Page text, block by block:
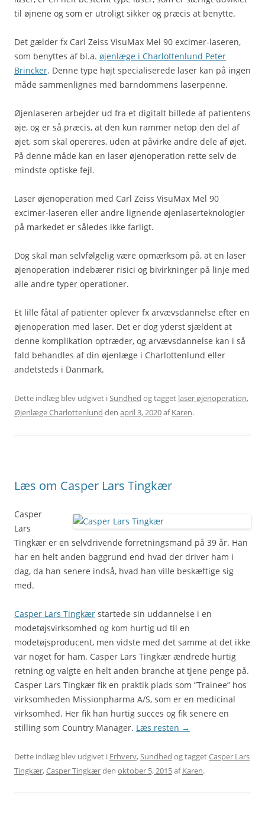
til øjnene og som er utroligt sikker og præcis at benytte.
Det gælder fx Carl Zeiss VisuMax Mel 90 excimer-laseren,
som benyttes af bl.a. øjenlæge i Charlottenlund Peter
Brincker. Denne type højt specialiserede laser kan på ingen
måde sammenlignes med barndommens laserpenne.
Øjenlaseren arbejder ud fra et digitalt billede af patientens
øje, og er så præcis, at den kun rammer netop den del af
øjet, som skal opereres, uden at påvirke andre dele af øjet.
På denne måde kan en laser øjenoperation rette selv de
mindste optiske fejl.
Laser øjenoperation med Carl Zeiss VisuMax Mel 90
excimer-laseren eller andre lignende øjenlaserteknologier
på markedet er således ikke farligt.
Dog skal man selvfølgelig være opmærksom på, at en laser
øjenoperation indebærer risici og bivirkninger på linje med
alle andre typer operationer.
Et lille fåtal af patienter oplever fx arvævsdannelse efter en
øjenoperation med laser. Det er dog yderst sjældent at
denne komplikation optræder, og arvævsdannelse kan i så
fald behandles af din øjenlæge i Charlottenlund eller
andetsteds i Danmark.
Dette indlæg blev udgivet iSundhed og tagget laser øjenoperation,
Øjenlæge Charlottenlund den april 3, 2020afKaren.
Læs om Casper Lars Tingkær
Casper
Lars
Tingkær er en selvdrivende forretningsmand på 39 år. Han
har en helt anden baggrund end hvad der driver ham i
dag, da han senere indså, hvad han ville beskæftige sig
med.
Casper Lars Tingkær startede sin uddannelse i en
modetøjsvirksomhed og kom hurtig ud til en
modetøjsproducent, men vidste med det samme at det ikke
var noget for ham. Casper Lars Tingkær ændrede hurtig
retning og valgte en helt anden branche at tjene penge på.
Casper Lars Tingkær fik en praktik plads som ”Trainee” hos
virksomheden Missionpharma A/S, som er en medicinal
virksomhed. Her fik han hurtig succes og fik senere en
stilling som Country Manager. Læs resten →
Dette indlæg blev udgivet i Erhverv,Sundhed og taggetCasper Lars
Tingkær,Casper Tingkærden oktober 5, 2015afKaren.